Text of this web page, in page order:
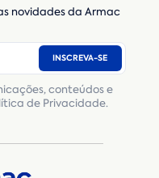
novidades da Armac
INSCREVA-SE
conteúdos e
de Privacidade.